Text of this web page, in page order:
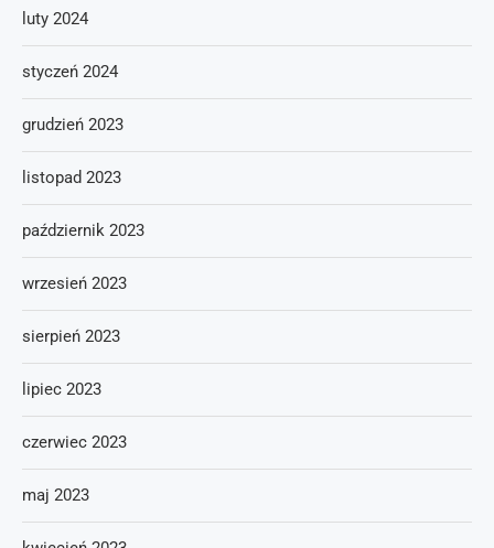
luty 2024
styczeń 2024
grudzień 2023
listopad 2023
październik 2023
wrzesień 2023
sierpień 2023
lipiec 2023
czerwiec 2023
maj 2023